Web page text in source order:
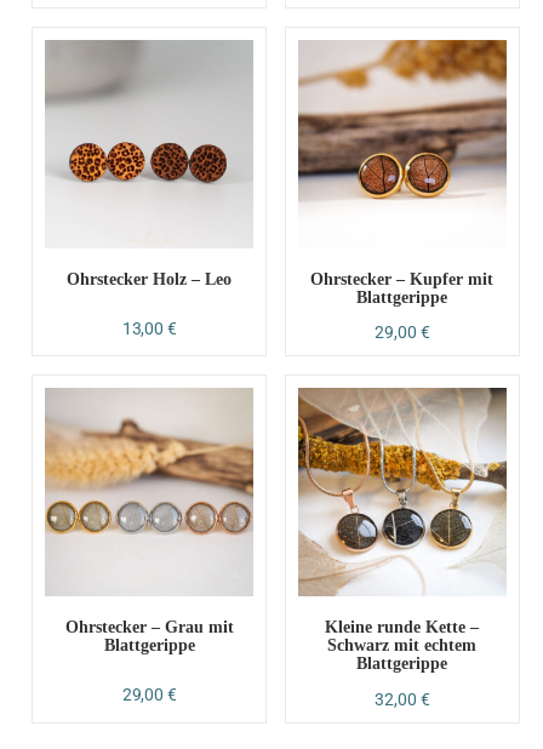
Ohrstecker Holz – Leo
13,00 €
Ohrstecker – Kupfer mit
Blattgerippe
29,00 €
Ohrstecker – Grau mit
Blattgerippe
29,00 €
Kleine runde Kette –
Schwarz mit echtem
Blattgerippe
32,00 €